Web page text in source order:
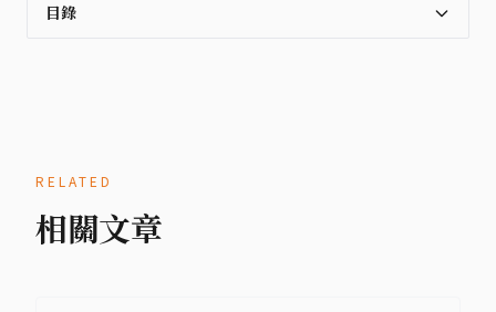
目錄
RELATED
相關文章